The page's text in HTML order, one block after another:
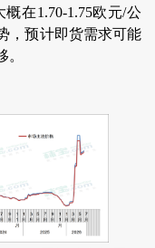
在1.70-1.75欧元/公
，预计即货需求可能